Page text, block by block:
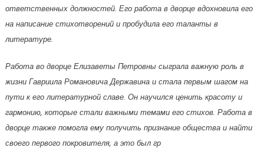
ответственных должностей. Его работа в дворце вдохновила его
на написание стихотворений и пробудила его таланты в
литературе.
Работа во дворце Елизаветы Петровны сыграла важную роль в
жизни Гавриила Романовича Державина и стала первым шагом на
пути к его литературной славе. Он научился ценить красоту и
гармонию, которые стали важными темами его стихов. Работа в
дворце также помогла ему получить признание общества и найти
своего первого покровителя, а это был гр